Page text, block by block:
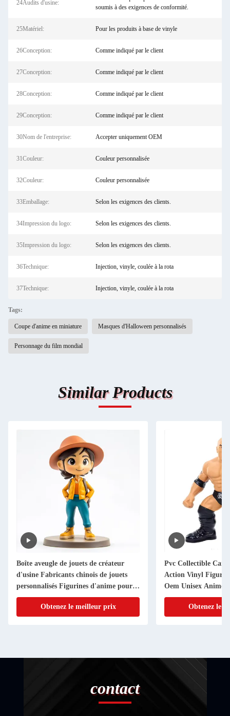
24Audits d'usine:
soumis à des exigences de conformité.
25Matériel: Pour les produits à base de vinyle
26Conception: Comme indiqué par le client
27Conception: Comme indiqué par le client
28Conception: Comme indiqué par le client
29Conception: Comme indiqué par le client
30Nom de l'entreprise: Accepter uniquement OEM
31Couleur: Couleur personnalisée
32Couleur: Couleur personnalisée
33Emballage: Selon les exigences des clients.
34Impression du logo: Selon les exigences des clients.
35Impression du logo: Selon les exigences des clients.
36Technique: Injection, vinyle, coulée à la rota
37Technique: Injection, vinyle, coulée à la rota
Tags:
Coupe d'anime en miniature Masques d'Halloween personnalisés
Personnage du film mondial
Similar Products
Boîte aveugle de jouets de créateur
d'usine Fabricants chinois de jouets
personnalisés Figurines d'anime pour
filles et garçons
Obtenez le meilleur prix
Pvc Collectible
Action Vinyl Figure
Oem Unisex Anime
Logo Personalized
Obtenez le
contact